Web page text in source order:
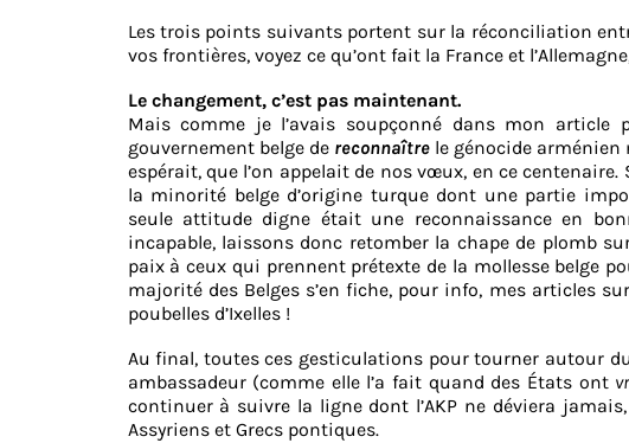
Les trois points suivants portent sur la réconciliation
vos frontières, voyez ce qu’ont fait la France et
Le changement, c’est pas maintenant.
Mais comme je l’avais soupçonné dans mon article
gouvernement belge de reconnaîtrele génocide arménien
espérait, que l’on appelait de nos vœux, en ce
la minorité belge d’origine turque dont une partie
seule attitude digne était une reconnaissance en
incapable, laissons donc retomber la chape de plomb
paix à ceux qui prennent prétexte de la mollesse belge
majorité des Belges s’en fiche, pour info, mes articles
poubelles d’Ixelles !
Au final, toutes ces gesticulations pour tourner autour
ambassadeur (comme elle l’a fait quand des États ont
continuer à suivre la ligne dont l’AKP ne déviera
Assyriens et Grecs pontiques.